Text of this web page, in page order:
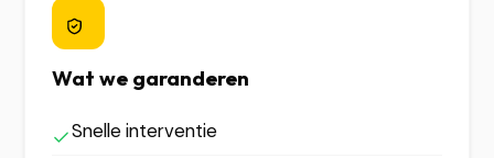
Wat we garanderen
Snelle interventie